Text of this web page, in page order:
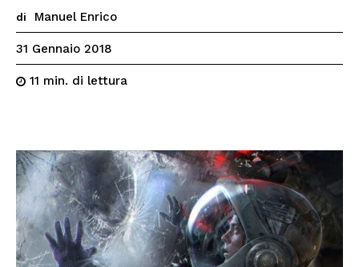
di Manuel Enrico
31 Gennaio 2018
11 min. di lettura